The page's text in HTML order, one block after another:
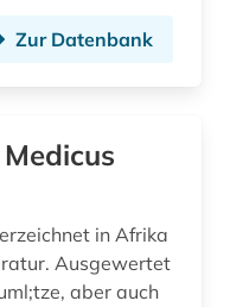
Zur Datenbank
in Afrika
Ausgewertet